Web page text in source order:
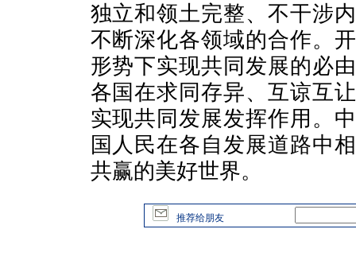
独立和领土完整、不干涉
不断深化各领域的合作。
形势下实现共同发展的必
各国在求同存异、互谅互
实现共同发展发挥作用。
国人民在各自发展道路中
共赢的美好世界。
推荐给朋友